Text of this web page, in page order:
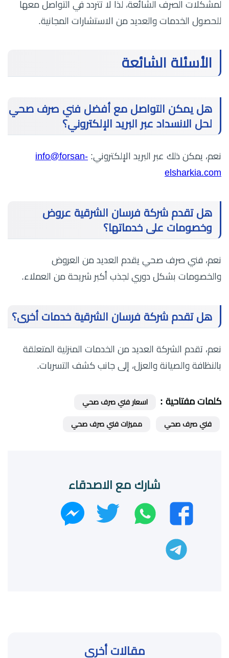
لمشكلات الصرف الشائعة، لذا لا تتردد في التواصل معها
للحصول الخدمات والعديد من الاستشارات المجانية.
الأسئلة الشائعة
هل يمكن التواصل مع أفضل فني صرف صحي
لحل الانسداد عبر البريد الإلكتروني؟
نعم، يمكن ذلك عبر البريد الإلكتروني: info@forsan-
elsharkia.com
هل تقدم شركة فرسان الشرقية عروض
وخصومات على خدماتها؟
نعم، فني صرف صحي يقدم العديد من العروض
والخصومات بشكل دوري لجذب أكبر شريحة من العملاء.
هل تقدم شركة فرسان الشرقية خدمات أخرى؟
نعم، تقدم الشركة العديد من الخدمات المنزلية المتعلقة
بالنظافة والصيانة والعزل، إلى جانب كشف التسربات.
كلمات مفتاحية : اسعار فني صرف صحي
فني صرف صحي مميزات فني صرف صحي
شارك مع الاصدقاء
فيسبوك
واتساب تويتر
مقالات أخرى